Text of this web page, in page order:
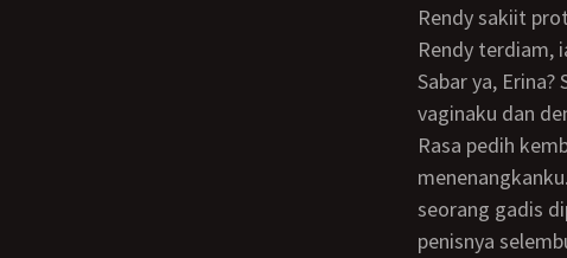
Rendy sakiit
Rendy
Sabar ya, Erina? Sebentar lagi pasti enak kok! Rendy lalu menarik penisnya sedikit
vaginaku dan
Rasa pedih kembali menyengat vaginaku, namun Rendy selalu berusaha
seorang gadis
penisnya